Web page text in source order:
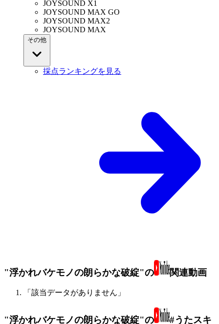
JOYSOUND X1
JOYSOUND MAX GO
JOYSOUND MAX2
JOYSOUND MAX
その他
採点ランキングを見る
"浮かれバケモノの朗らかな破綻"の 関連動画
「該当データがありません」
"浮かれバケモノの朗らかな破綻"の
#うたスキ